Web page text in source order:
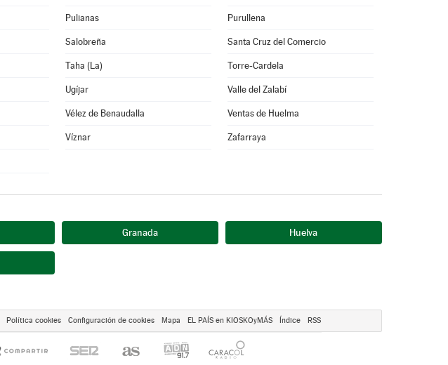
Pulianas Purullena
Salobreña Santa Cruz del Comercio
Taha (La) Torre-Cardela
Ugíjar Valle del Zalabí
Vélez de Benaudalla Ventas de Huelma
Víznar Zafarraya
Granada Huelva
Política cookies Configuración de cookies Mapa EL PAÍS en KIOSKOyMÁS Índice RSS